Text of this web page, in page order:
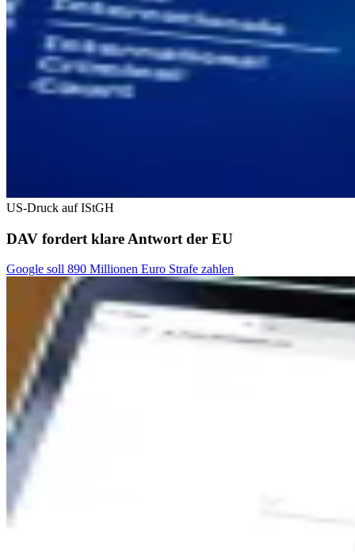
US-Druck auf IStGH
DAV fordert klare Antwort der EU
Google soll 890 Millionen Euro Strafe zahlen